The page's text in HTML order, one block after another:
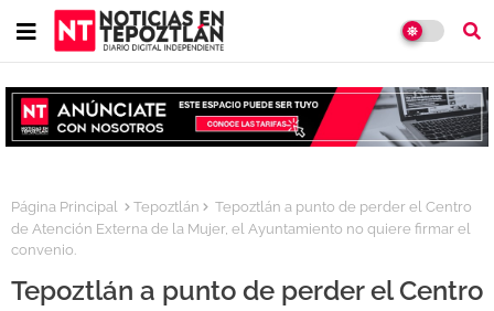
Página Principal Tepoztlán
Tepoztlán a punto de perder el Centro
de Atención Externa de la Mujer, el Ayuntamiento no quiere firmar el
convenio.
Tepoztlán a punto de perder el Centro